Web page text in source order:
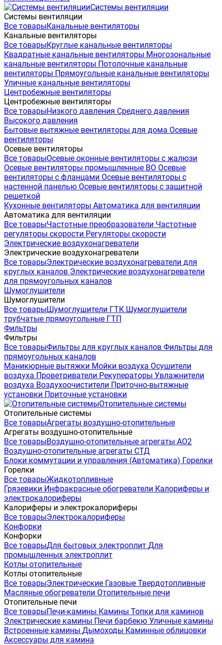
Системы вентиляции
Системы вентиляции
Все товарыКанальные вентиляторы
Канальные вентиляторы
Все товарыКруглые канальные вентиляторы
Квадратные канальные вентиляторы Многозональные
канальные вентиляторы Потолочные канальные
вентиляторы Прямоугольные канальные вентиляторы
Уличные канальные вентиляторы
Центробежные вентиляторы
Центробежные вентиляторы
Все товарыНизкого давления Среднего давления
Высокого давления
Бытовые вытяжные вентиляторы для дома Осевые
вентиляторы
Осевые вентиляторы
Все товарыОсевые оконные вентиляторы с жалюзи
Осевые вентиляторы промышленные ВО Осевые
вентиляторы с фланцами Осевые вентиляторы с
настенной панелью Осевые вентиляторы с защитной
решеткой
Кухонные вентиляторы Автоматика для вентиляции
Автоматика для вентиляции
Все товарыЧастотные преобразователи Частотные
регуляторы скорости Регуляторы скорости
Электрические воздухонагреватели
Электрические воздухонагреватели
Все товарыЭлектрические воздухонагреватели для
круглых каналов Электрические воздухонагреватели
для прямоугольных каналов
Шумоглушители
Шумоглушители
Все товарыШумоглушители ГТК Шумоглушители
трубчатые прямоугольные ГТП
Фильтры
Фильтры
Все товарыФильтры для круглых каналов Фильтры для
прямоугольных каналов
Маникюрные вытяжки Мойки воздуха Осушители
воздуха Проветриватели Рекуператоры Увлажнители
воздуха Воздухоочистители Приточно-вытяжные
установки Приточные установки
Отопительные системы
Отопительные системы
Все товарыАгрегаты воздушно-отопительные
Агрегаты воздушно-отопительные
Все товарыВоздушно-отопительные агрегаты АО2
Воздушно-отопительные агрегаты СТД
Блоки коммутации и управления (Автоматика) Горелки
Горелки
Все товарыЖидкотопливные
Грязевики Инфракрасные обогреватели Калориферы и
электрокалориферы
Калориферы и электрокалориферы
Все товарыЭлектрокалориферы
Конфорки
Конфорки
Все товарыДля бытовых электроплит Для
промышленных электроплит
Котлы отопительные
Котлы отопительные
Все товарыЭлектрические Газовые Твердотопливные
Масляные обогреватели Отопительные печи
Отопительные печи
Все товарыПечи-камины Камины Топки для каминов
Электрические камины Печи барбекю Уличные камины
Встроенные камины Дымоходы Каминные облицовки
Аксессуары для камина